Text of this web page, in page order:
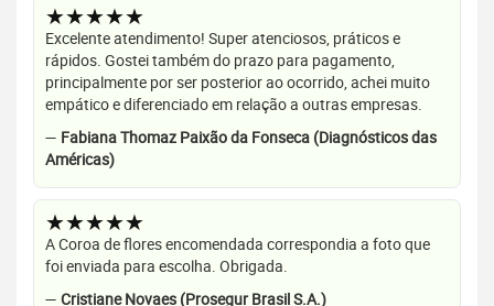
★★★★★
Excelente atendimento! Super atenciosos, práticos e
rápidos. Gostei também do prazo para pagamento,
principalmente por ser posterior ao ocorrido, achei muito
empático e diferenciado em relação a outras empresas.
— Fabiana Thomaz Paixão da Fonseca (Diagnósticos das
Américas)
★★★★★
A Coroa de flores encomendada correspondia a foto que
foi enviada para escolha. Obrigada.
— Cristiane Novaes (Prosegur Brasil S.A.)